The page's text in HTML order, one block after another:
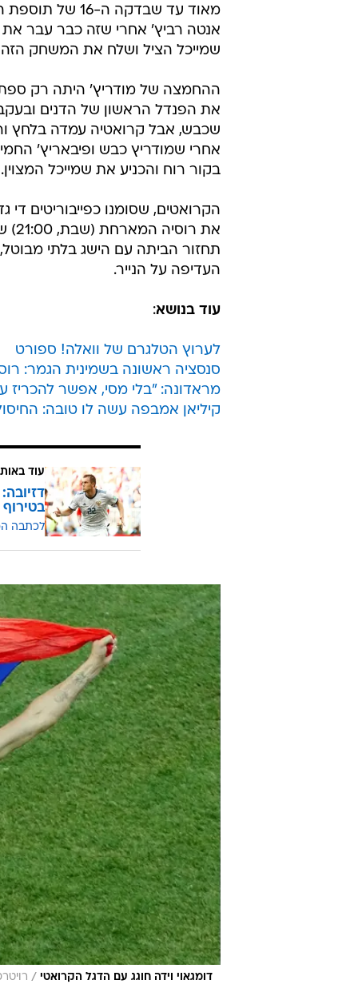
מאוד עד
אנטה רביץ' אחרי שזה כבר עבר
שמייכל הציל ושלח את המשחק
ההחמצה של מודריץ' היתה רק
את הפנדל הראשון של הדנים
שכבש, אבל קרואטיה עמדה בלחץ
אחרי שמודריץ כבש ופיבאריץ'
בקור רוח והכניע את שמייכל המצוין.
הקרואטים, שסומנו כפייבוריטים
את
תחזור הביתה עם הישג בלתי
העדיפה על הנייר.
עוד בנושא:
לערוץ הטלגרם של וואלה! ספורט
סנסציה ראשונה בשמינית הגמר: רוסיה
מראדונה: "בלי מסי, אפשר להכריז
קיליאן אמבפה עשה לו טובה:
עוד
לכתבה
דומגאוי וידה חוגג עם הדגל הקרואטי /